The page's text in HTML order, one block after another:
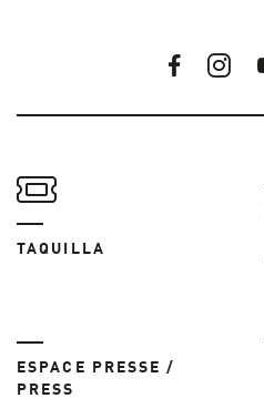
TAQUILLA
ESPACE PRESSE /
PRESS